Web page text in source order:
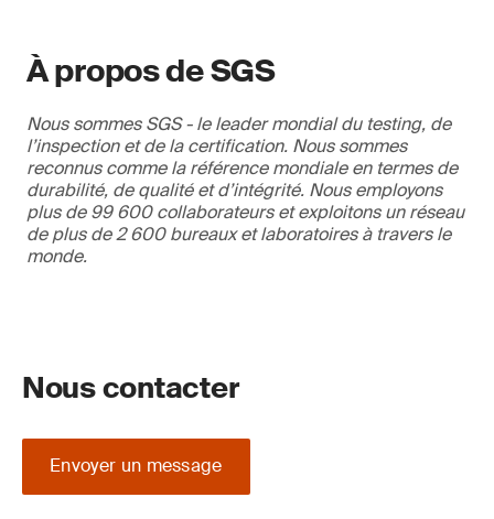
À propos de SGS
Nous sommes SGS - le leader mondial du testing, de
l’inspection et de la certification. Nous sommes
reconnus comme la référence mondiale en termes de
durabilité, de qualité et d’intégrité. Nous employons
plus de 99 600 collaborateurs et exploitons un réseau
de plus de 2 600 bureaux et laboratoires à travers le
monde.
Nous contacter
Envoyer un message